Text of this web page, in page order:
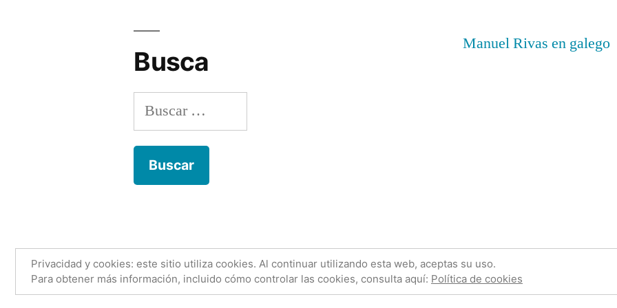
Busca
Buscar:
Manuel Rivas en galego
Privacidad y cookies: este sitio utiliza cookies. Al continuar utilizando esta web, aceptas su uso.
Para obtener más información, incluido cómo controlar las cookies, consulta aquí: Política de cookies